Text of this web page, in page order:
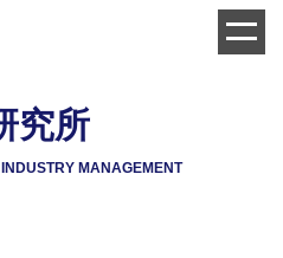
究所
MANAGEMENT